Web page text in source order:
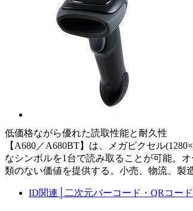
低価格ながら優れた読取性能と耐久性
【A680／A680BT】は、メガピクセル
なシンボルを1台で読み取ることが可能。
類のない価値を提供する。小売、物流、製
ID関連 二次元バーコード・QRコー